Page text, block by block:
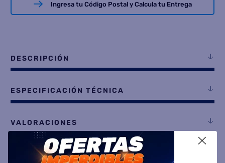
Ingresa tu Código Postal y Calcula tu Entrega
DESCRIPCIÓN
ESPECIFICACIÓN TÉCNICA
VALORACIONES
X